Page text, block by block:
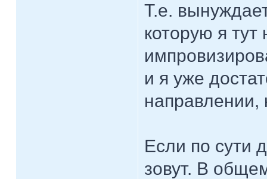
Т.е.
которую я
и я уже
Если по сути
зовут. В